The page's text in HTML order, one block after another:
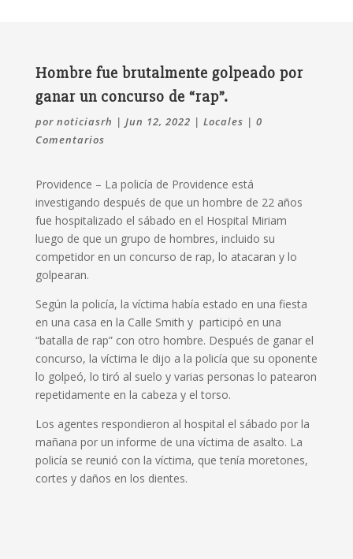
Hombre fue brutalmente golpeado por
ganar un concurso de “rap”.
por noticiasrh | Jun 12, 2022 | Locales | 0
Comentarios
Providence – La policía de Providence está
investigando después de que un hombre de 22 años
fue hospitalizado el sábado en el Hospital Miriam
luego de que un grupo de hombres, incluido su
competidor en un concurso de rap, lo atacaran y lo
golpearan.
Según la policía, la víctima había estado en una fiesta
en una casa en la Calle Smith y participó en una
“batalla de rap” con otro hombre. Después de ganar el
concurso, la víctima le dijo a la policía que su oponente
lo golpeó, lo tiró al suelo y varias personas lo patearon
repetidamente en la cabeza y el torso.
Los agentes respondieron al hospital el sábado por la
mañana por un informe de una víctima de asalto. La
policía se reunió con la víctima, que tenía moretones,
cortes y daños en los dientes.